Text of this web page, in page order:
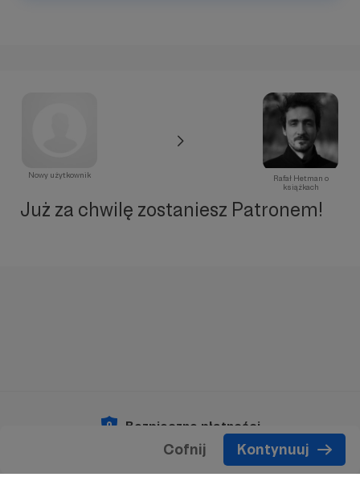
Cofnij Kontynuuj
Nowy użytkownik
Rafał Hetman o
książkach
Już za chwilę zostaniesz Patronem!
Bezpieczne płatności